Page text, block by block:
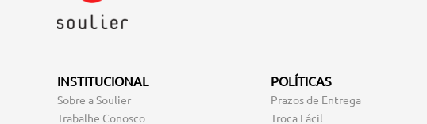
INSTITUCIONAL
Sobre a Soulier
Trabalhe Conosco
POLÍTICAS
Prazos de Entrega
Troca Fácil